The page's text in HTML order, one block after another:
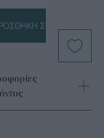
ΣΤΟ ΚΑΛΆΘΙ